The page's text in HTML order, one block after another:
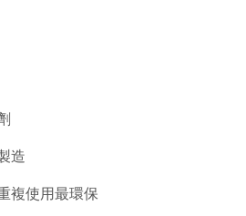
造
複使用最環保